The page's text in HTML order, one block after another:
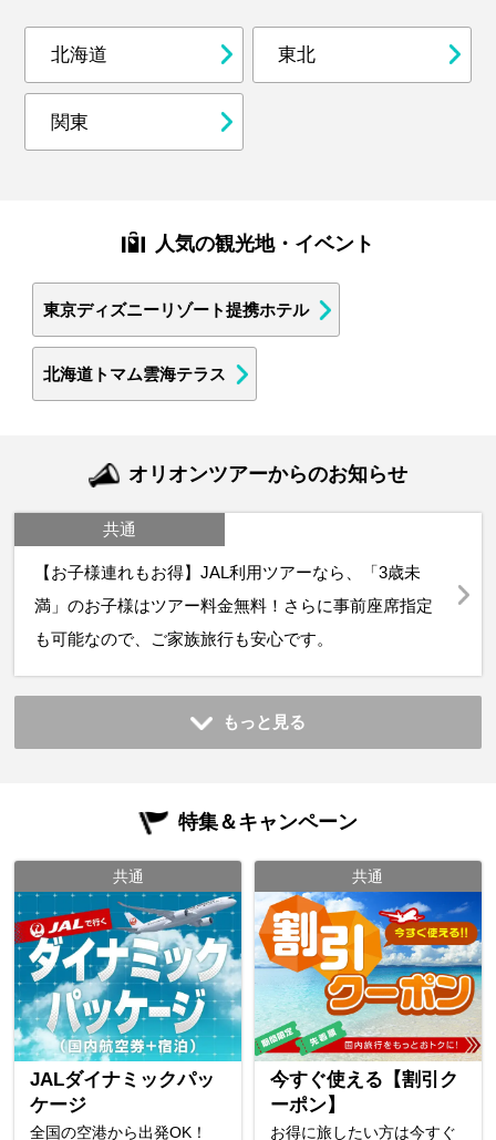
北海道 東北
関東
人気の観光地・イベント
東京ディズニーリゾート提携ホテル
北海道トマム雲海テラス
オリオンツアーからのお知らせ
共通
【お子様連れもお得】JAL利用ツアーなら、「3歳未
満」のお子様はツアー料金無料！さらに事前座席指定
も可能なので、ご家族旅行も安心です。
もっと見る
特集＆キャンペーン
共通
JALダイナミックパッ
ケージ
全国の空港から出発OK！
共通
今すぐ使える【割引ク
ーポン】
お得に旅したい方は今すぐ